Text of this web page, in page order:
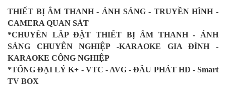
THIẾT BỊ ÂM THANH - ÁNH SÁNG - TRUYỀN HÌNH -
CAMERA QUAN SÁT
*CHUYÊN LẮP ĐẶT THIẾT BỊ ÂM THANH - ÁNH
SÁNG CHUYÊN NGHIỆP -KARAOKE GIA ĐÌNH -
KARAOKE CÔNG NGHIỆP
*TỔNG ĐẠI LÝ K+ - VTC - AVG - ĐẦU PHÁT HD - Smart
TV BOX